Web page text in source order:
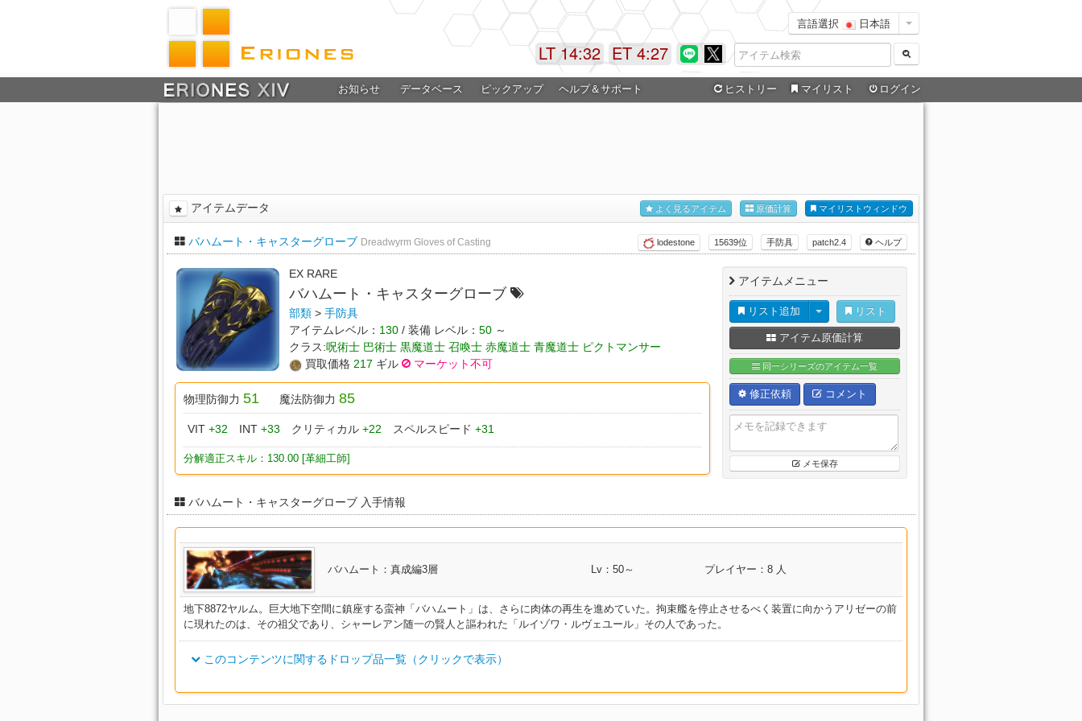
言語選択 日本語
ET 4:27
LT 14:32
お知らせ データベース ピックアップ ヘルプ＆サポート ヒストリー マイリスト ログイン
アイテムデータ マイリストウィンドウ
原価計算
よく見るアイテム
バハムート・キャスターグローブ Dreadwyrm Gloves of Casting ヘルプ
patch2.4
手防具
15639位
lodestone
EX RARE
バハムート・キャスターグローブ
部類 > 手防具
アイテムレベル： 130 / 装備 レベル： 50 ～
クラス:呪術士 巴術士 黒魔道士 召喚士 赤魔道士 青魔道士 ピクトマンサー
買取価格 217 ギル マーケット不可
物理防御力 51 魔法防御力 85
VIT +32 INT +33 クリティカル +22 スペルスピード +31
分解適正スキル：130.00 [革細工師]
アイテムメニュー
リスト追加 リスト
アイテム原価計算
同一シリーズのアイテム一覧
修正依頼 コメント
メモ保存
バハムート・キャスターグローブ 入手情報
バハムート：真成編3層 Lv：50～ プレイヤー：8 人
地下8872ヤルム。巨大地下空間に鎮座する蛮神「バハムート」は、さらに肉体の再生を進めていた。拘束艦を停止させるべく装置に向かうアリゼーの前
に現れたのは、その祖父であり、シャーレアン随一の賢人と謳われた「ルイゾワ・ルヴェユール」その人であった。
このコンテンツに関するドロップ品一覧（クリックで表示）
アイテム名 部類 I.L クラス コンテンツ名